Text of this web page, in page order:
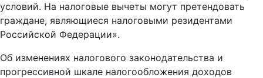
условий. На налоговые вычеты могут претендовать
граждане, являющиеся налоговыми резидентами
Российской Федерации».
Об изменениях налогового законодательства и
прогрессивной шкале налогообложения доходов